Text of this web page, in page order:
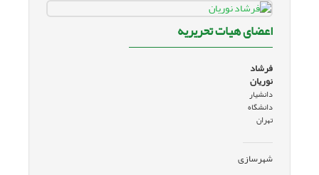
اعضای هیات تحریریه
فرشاد
نوریان
دانشیار
دانشگاه
تهران
شهرسازی